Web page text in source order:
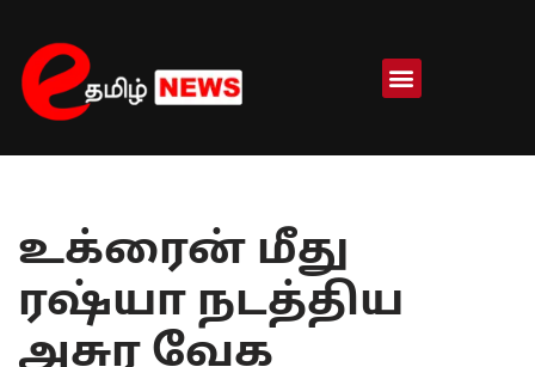
Skip
to
content
உக்ரைன் மீது
ரஷ்யா நடத்திய
அசுர வேக